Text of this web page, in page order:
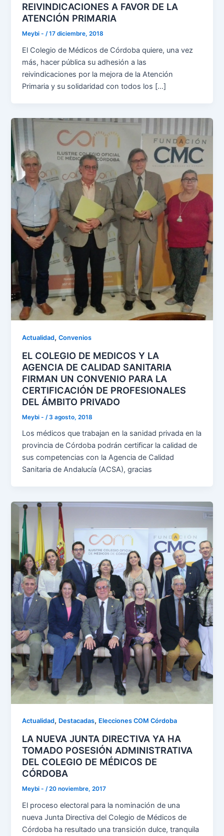
REIVINDICACIONES A FAVOR DE LA
ATENCIÓN PRIMARIA
Meybi -/17 diciembre, 2018
El Colegio de Médicos de Córdoba quiere, una vez
más, hacer pública su adhesión a las
reivindicaciones por la mejora de la Atención
Primaria y su solidaridad con todos los […]
Actualidad,Convenios
EL COLEGIO DE MEDICOS Y LA
AGENCIA DE CALIDAD SANITARIA
FIRMAN UN CONVENIO PARA LA
CERTIFICACIÓN DE PROFESIONALES
DEL ÁMBITO PRIVADO
Meybi - /3 agosto, 2018
Los médicos que trabajan en la sanidad privada en la
provincia de Córdoba podrán certificar la calidad de
sus competencias con la Agencia de Calidad
Sanitaria de Andalucía (ACSA), gracias
Actualidad, Destacadas, Elecciones COM Córdoba
LA NUEVA JUNTA DIRECTIVA YA HA
TOMADO POSESIÓN ADMINISTRATIVA
DEL COLEGIO DE MÉDICOS DE
CÓRDOBA
Meybi -/20 noviembre, 2017
El proceso electoral para la nominación de una
nueva Junta Directiva del Colegio de Médicos de
Córdoba ha resultado una transición dulce, tranquila